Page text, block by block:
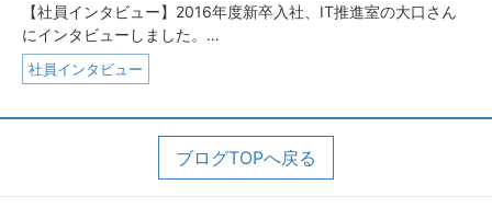
【社員インタビュー】2016年度新卒入社、IT推進室の大口さん
にインタビューしました。…
社員インタビュー
ブログTOPへ戻る